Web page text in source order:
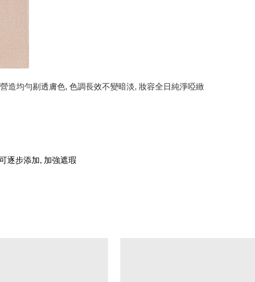
造均勻剔透膚色, 色調長效不變暗淡, 妝容全日純淨啞緻
逐步添加, 加強遮瑕